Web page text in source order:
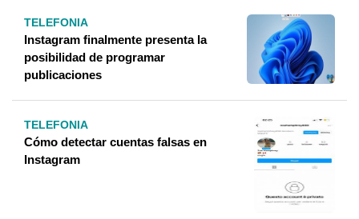
TELEFONIA
Instagram finalmente presenta la
posibilidad de programar
publicaciones
TELEFONIA
Cómo detectar cuentas falsas en
Instagram